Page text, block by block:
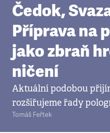
Čedok,
Příprava na
jako zbraň
ničení
Aktuální podobou
rozšiřujeme řady
Tomáš Feřtek